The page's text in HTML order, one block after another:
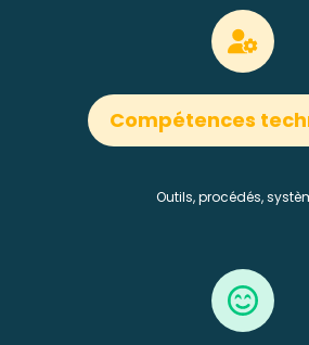
Compétences
Outils, procédés,